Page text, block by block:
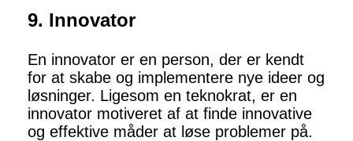
9. Innovator
En innovator er en person, der er kendt
for at skabe og implementere nye ideer og
løsninger. Ligesom en teknokrat, er en
innovator motiveret af at finde innovative
og effektive måder at løse problemer på.